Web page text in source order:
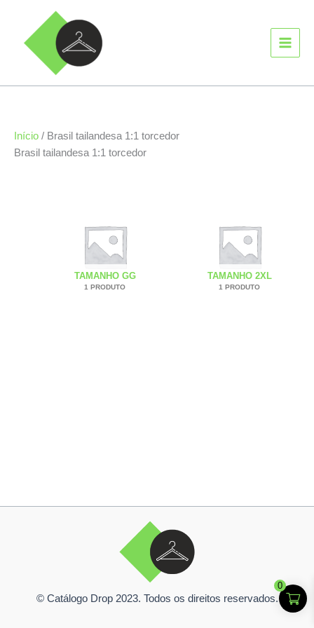
conteúdo
Início / Brasil tailandesa 1:1 torcedor
Brasil tailandesa 1:1 torcedor
TAMANHO GG
1 PRODUTO
TAMANHO 2XL
1 PRODUTO
© Catálogo Drop 2023. Todos os direitos reservados.
0